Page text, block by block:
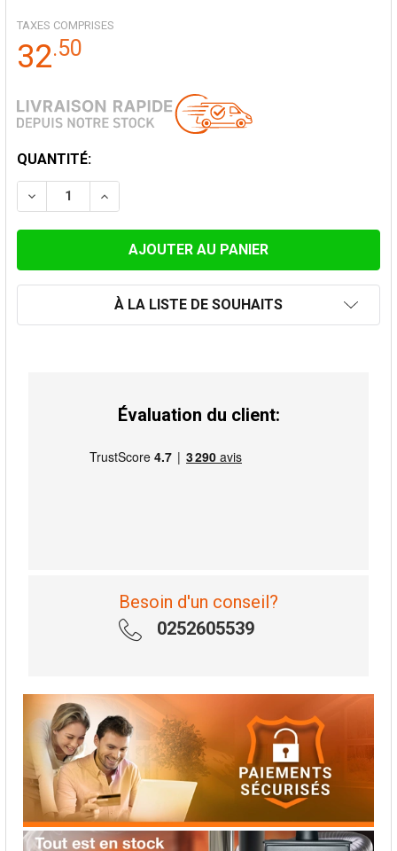
TAXES COMPRISES
32.50
STOCK
ACTUEL:
QUANTITÉ:
DIMINUER LA QUANTITÉ DE SUPPORT MURAL 50-
AUGMENTER LA QUANTITÉ DE SUPPORT
À LA LISTE DE SOUHAITS
Évaluation du client:
Besoin d'un conseil?
0252605539